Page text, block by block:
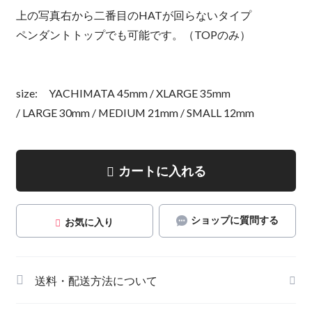
上の写真右から二番目のHATが回らないタイプ
ペンダントトップでも可能です。（TOPのみ）
size: YACHIMATA 45mm / XLARGE 35mm
/ LARGE 30mm / MEDIUM 21mm / SMALL 12mm
カートに入れる
お気に入り ショップに質問する
送料・配送方法について